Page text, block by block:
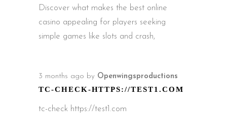
Discover what makes the best online
casino appealing for players seeking
simple games like slots and crash,
3 months ago by Openwingsproductions
TC-CHECK-HTTPS://TEST1.COM
tc-check https://test1.com